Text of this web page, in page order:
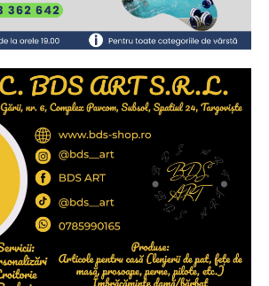
Ionuț Parghel
2de 2